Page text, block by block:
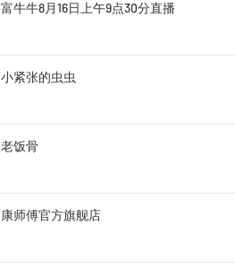
富牛牛8月16日上午9点30分直播
小紧张的虫虫
老饭骨
康师傅官方旗舰店